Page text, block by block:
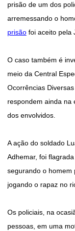
prisão de um dos
arremessando o
prisão foi aceito pela
O caso também é
meio da Central
Ocorrências
respondem ainda na
dos envolvidos.
A ação do soldado
Adhemar, foi
segurando o homem
jogando o rapaz no
Os policiais, na
pessoas, em uma